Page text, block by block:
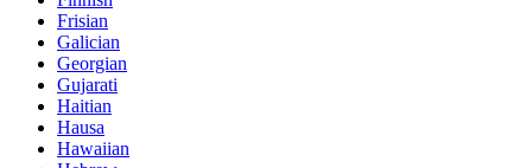
Frisian
Galician
Georgian
Gujarati
Haitian
Hausa
Hawaiian